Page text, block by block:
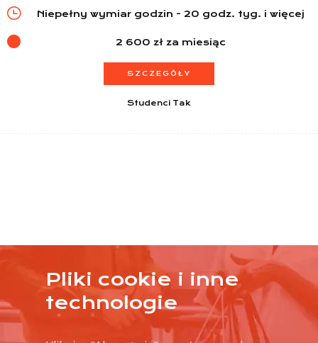
Niepełny wymiar godzin - 20 godz. tyg. i więcej
2 600 zł za miesiąc
SZCZEGÓŁY
Studenci Tak
ŻADNA OFERTA CIĘ NIE ZAINTERESOWAŁA?
SKONTAKTUJ SIĘ BEZPOŚREDNIO ZE SKLEPEM.
Pliki cookie i inne
technologie